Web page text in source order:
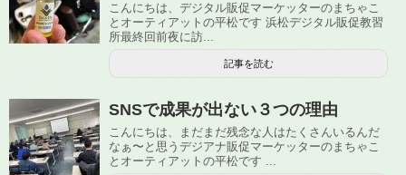
こんにちは、デジタル販促マーケッターのまちゃこ
とオーティアットの平松です 浜松デジタル販促教習
所最終回前夜に訪...
記事を読む
SNSで成果が出ない３つの理由
こんにちは、まだまだ残念な人はたくさんいるんだ
なぁ〜と思うデジアナ販促マーケッターのまちゃこ
とオーティアットの平松です ...